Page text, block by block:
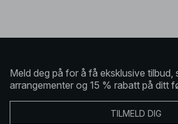
Meld deg på for å få eksklusive tilbud,
arrangementer og 15 % rabatt på ditt
TILMELD DIG